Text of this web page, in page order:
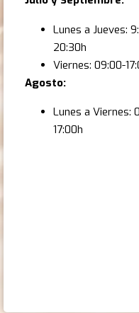
Lunes a Jueves:
20:30h
Viernes: 09:00-
Agosto:
Lunes a Viernes:
17:00h